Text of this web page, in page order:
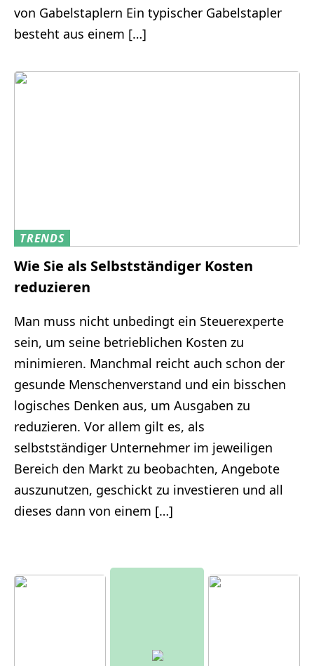
von Gabelstaplern Ein typischer Gabelstapler
besteht aus einem […]
TRENDS
Wie Sie als Selbstständiger Kosten
reduzieren
Man muss nicht unbedingt ein Steuerexperte
sein, um seine betrieblichen Kosten zu
minimieren. Manchmal reicht auch schon der
gesunde Menschenverstand und ein bisschen
logisches Denken aus, um Ausgaben zu
reduzieren. Vor allem gilt es, als
selbstständiger Unternehmer im jeweiligen
Bereich den Markt zu beobachten, Angebote
auszunutzen, geschickt zu investieren und all
dieses dann von einem […]